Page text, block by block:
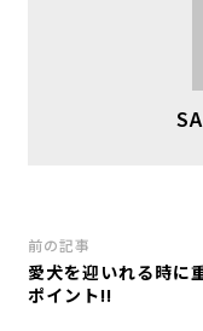
前の記事
愛犬を迎いれる時に
ポイント!!